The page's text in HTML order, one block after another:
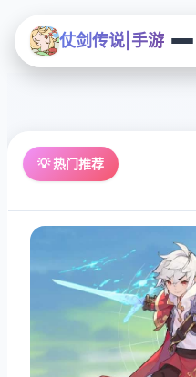
仗剑传说|手游
💡 热门推荐